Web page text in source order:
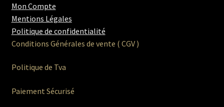
Mon Compte
Mentions Légales
Politique de confidentialité
Conditions Générales de vente ( CGV )
Politique de Tva
Paiement Sécurisé